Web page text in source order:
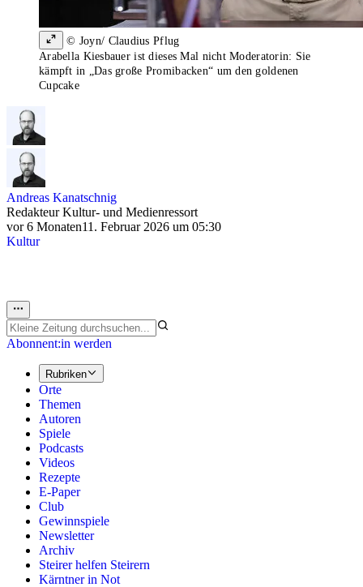
© Joyn/ Claudius Pflug
Arabella Kiesbauer ist dieses Mal nicht Moderatorin: Sie
kämpft in „Das große Promibacken“ um den goldenen
Cupcake
Andreas Kanatschnig
Redakteur Kultur- und Medienressort
vor 6 Monaten11. Februar 2026 um 05:30
Kultur
Abonnent:in werden
Rubriken
Orte
Themen
Autoren
Spiele
Podcasts
Videos
Rezepte
E-Paper
Club
Gewinnspiele
Newsletter
Archiv
Steirer helfen Steirern
Kärntner in Not